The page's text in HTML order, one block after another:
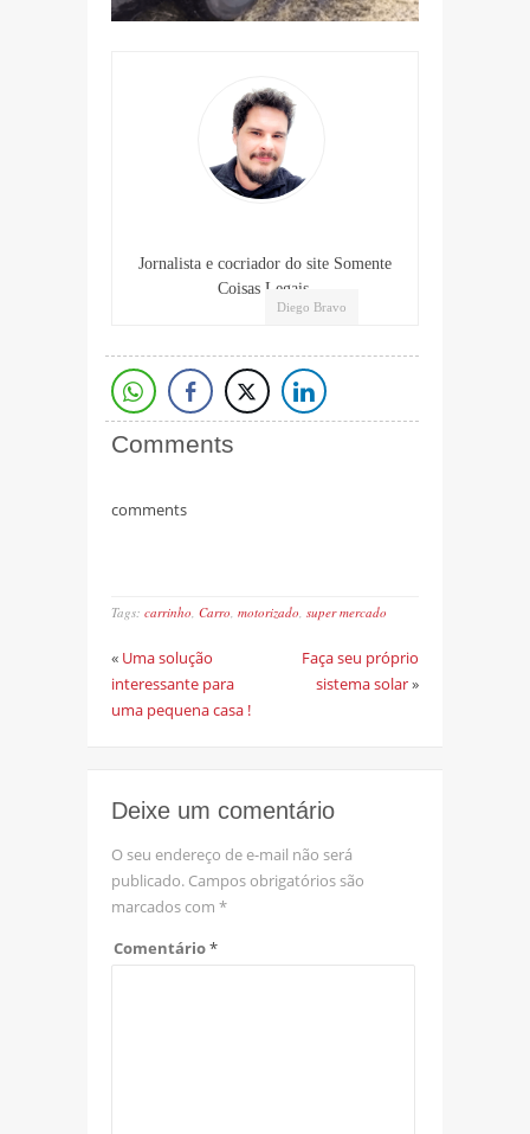
Diego Bravo
Jornalista e cocriador do site Somente
Coisas Legais.
Comments
comments
Tags: carrinho, Carro, motorizado, super mercado
« Uma solução
interessante para
uma pequena casa !
Faça seu próprio
sistema solar»
Deixe um comentário
O seu endereço de e-mail não será
publicado. Campos obrigatórios são
marcados com *
Comentário*